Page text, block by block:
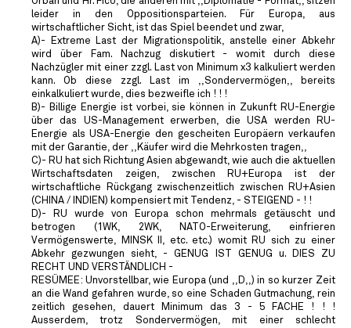
leider in den Oppositionsparteien. Für Europa, aus
wirtschaftlicher Sicht, ist das Spiel beendet und zwar,
A)- Extreme Last der Migrationspolitik, anstelle einer Abkehr
wird über Fam. Nachzug diskutiert - womit durch diese
Nachzügler mit einer zzgl. Last von Minimum x3 kalkuliert werden
kann. Ob diese zzgl. Last im ,,Sondervermögen,, bereits
einkalkuliert wurde, dies bezweifle ich ! ! !
B)- Billige Energie ist vorbei, sie können in Zukunft RU-Energie
über das US-Management erwerben, die USA werden RU-
Energie als USA-Energie den gescheiten Europäern verkaufen
mit der Garantie, der ,,Käufer wird die Mehrkosten tragen,,
C)- RU hat sich Richtung Asien abgewandt, wie auch die aktuellen
Wirtschaftsdaten zeigen, zwischen RU+Europa ist der
wirtschaftliche Rückgang zwischenzeitlich zwischen RU+Asien
(CHINA / INDIEN) kompensiert mit Tendenz, - STEIGEND - ! !
D)- RU wurde von Europa schon mehrmals getäuscht und
betrogen (1WK, 2WK, NATO-Erweiterung, einfrieren
Vermögenswerte, MINSK II, etc. etc.) womit RU sich zu einer
Abkehr gezwungen sieht, - GENUG IST GENUG u. DIES ZU
RECHT UND VERSTÄNDLICH -
RESÜMEE: Unvorstellbar, wie Europa (und ,,D,,) in so kurzer Zeit
an die Wand gefahren wurde, so eine Schaden Gutmachung, rein
zeitlich gesehen, dauert Minimum das 3 - 5 FACHE ! ! !
Ausserdem, trotz Sondervermögen, mit einer schlecht